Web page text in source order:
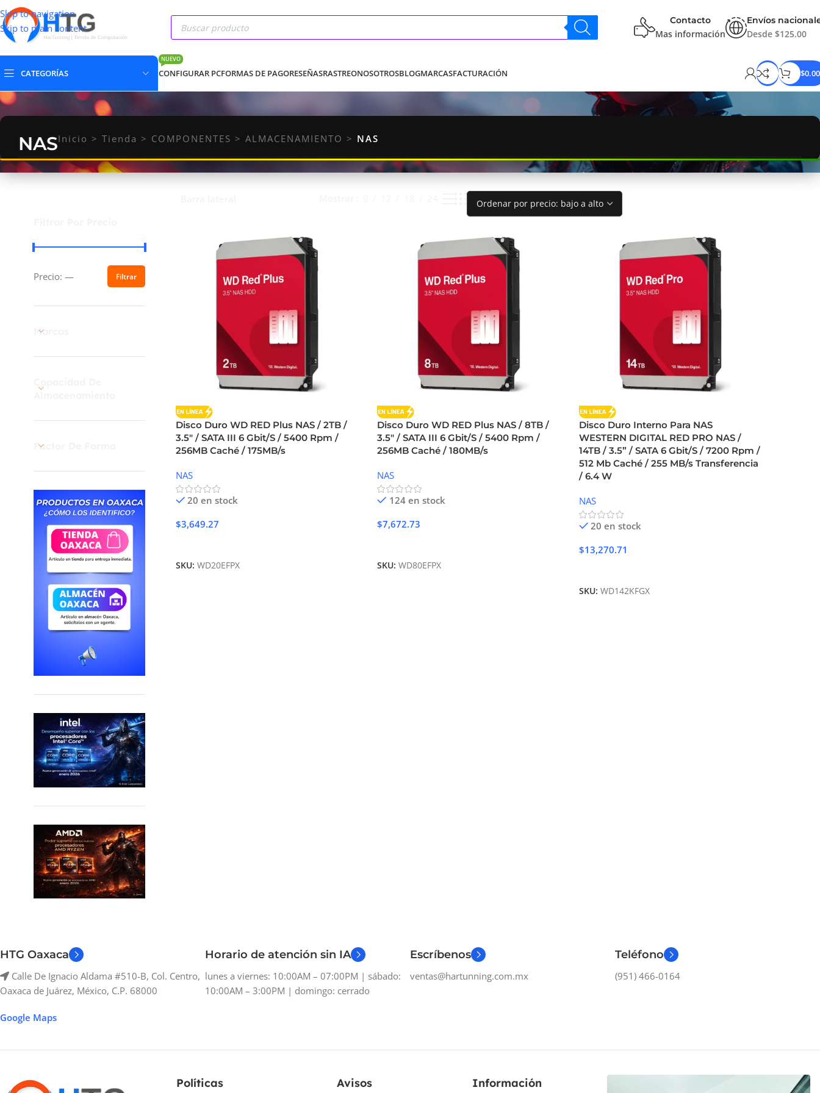
Skip to navigation
Skip to main content
Contacto
Mas información
Envíos
Desde $125.00
CATEGORÍAS CONFIGURAR PC
NUEVO
FORMAS DE PAGORESEÑASRASTREONOSOTROSBLOGMARCASFACTURACIÓN $0.00
NASInicio > Tienda > COMPONENTES > ALMACENAMIENTO > NAS
Filtrar
Precio: —
Marcas
Factor De Forma
Disco Duro WD RED Plus NAS / 2TB /
3.5″ / SATA III 6 Gbit/S / 5400 Rpm /
256MB Caché / 175MB/s
NAS
20 en stock
$3,649.27
SKU: WD20EFPX
Disco Duro WD RED Plus NAS / 8TB /
3.5″ / SATA III 6 Gbit/S / 5400 Rpm /
256MB Caché / 180MB/s
NAS
124 en stock
$7,672.73
SKU:WD80EFPX
Disco Duro Interno Para NAS
WESTERN DIGITAL RED PRO NAS /
14TB / 3.5” / SATA 6 Gbit/S / 7200 Rpm /
512 Mb Caché / 255 MB/s Transferencia
/ 6.4 W
NAS
20 en stock
$13,270.71
SKU: WD142KFGX
HTG Oaxaca
Calle De Ignacio Aldama #510-B, Col. Centro,
Oaxaca de Juárez, México, C.P. 68000
Google Maps
Horario de atención sin IA
lunes a viernes: 10:00AM – 07:00PM | sábado:
10:00AM – 3:00PM | domingo: cerrado
Escríbenos
ventas@hartunning.com.mx
Teléfono
(951) 466-0164
Políticas Avisos Información